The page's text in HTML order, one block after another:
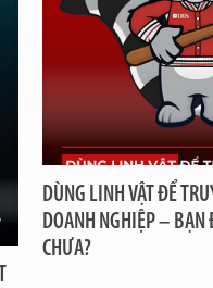
DÙNG LINH VẬT ĐỂ
DOANH NGHIỆP – BẠN
CHƯA?